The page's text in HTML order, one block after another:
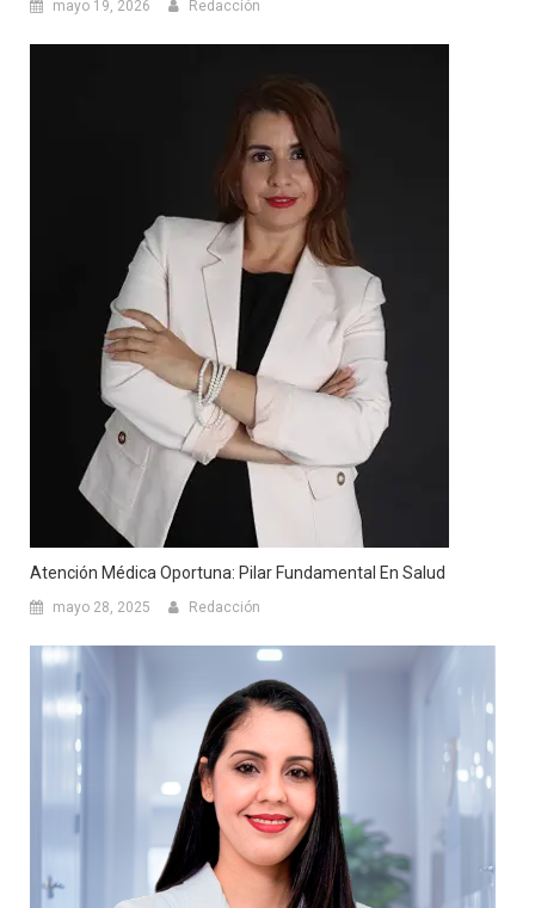
mayo 19, 2026 Redacción
Atención Médica Oportuna: Pilar Fundamental En Salud
mayo 28, 2025 Redacción